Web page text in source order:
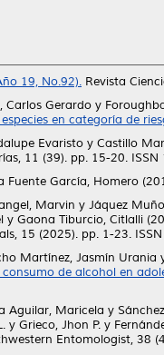
19, No.92). Revista
Carlos Gerardo y
en categoría de
Evaristo y Castillo
11 (39). pp. 15-20.
Fuente García, Homero
Marvin y Jáquez
y Gaona Tiburcio, Citlalli
15 (2025). pp. 1-23.
Martínez, Jasmín Urania
consumo de alcohol en
Aguilar, Maricela y
y Grieco, Jhon P. y
Entomologist, 38